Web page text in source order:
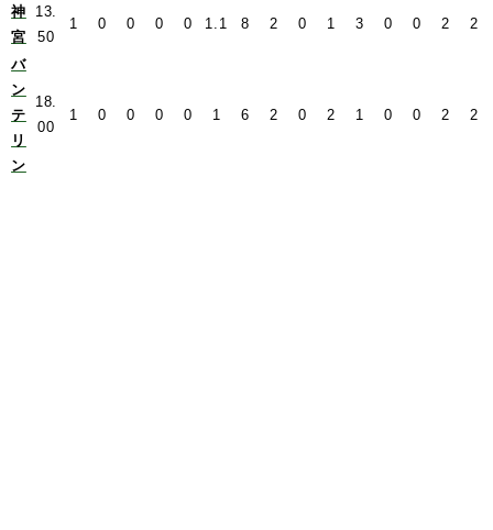
神
宮
13.
50
1 0 0 0 0 1.1 8 2 0 1 3 0 0 2 2
バ
ン
テ
リ
ン
18.
00
1 0 0 0 0 1 6 2 0 2 1 0 0 2 2